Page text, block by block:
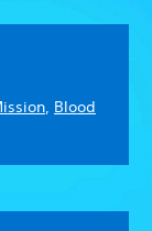
, Blood